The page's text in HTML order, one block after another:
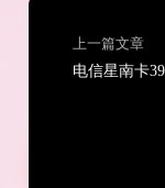
上一篇文章
电信星南卡